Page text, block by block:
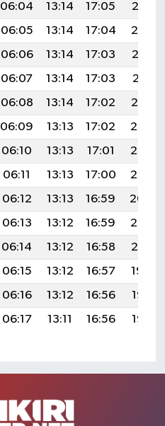
06:04 13:14 17:05
20:15
06:05 13:14 17:04
20:14
06:06 13:14 17:03
20:12
06:07 13:14 17:03
20:11
06:08 13:14 17:02
20:10
06:09 13:13 17:02
20:08
06:10 13:13 17:01
20:07
06:11 13:13 17:00
20:05
06:12 13:13 16:59
20:04
06:13 13:12 16:59
20:02
06:14 13:12 16:58
20:01
06:15 13:12 16:57
19:59
06:16 13:12 16:56
19:58
06:17 13:11 16:56 19:56